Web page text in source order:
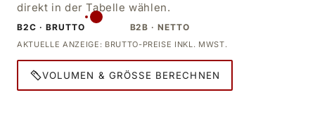
direkt in der Tabelle wählen.
B2C · BRUTTO B2B · NETTO
AKTUELLE ANZEIGE: BRUTTO-PREISE INKL. MWST.
VOLUMEN & GRÖSSE BERECHNEN